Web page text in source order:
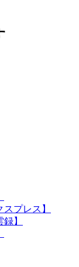
プレス】
】